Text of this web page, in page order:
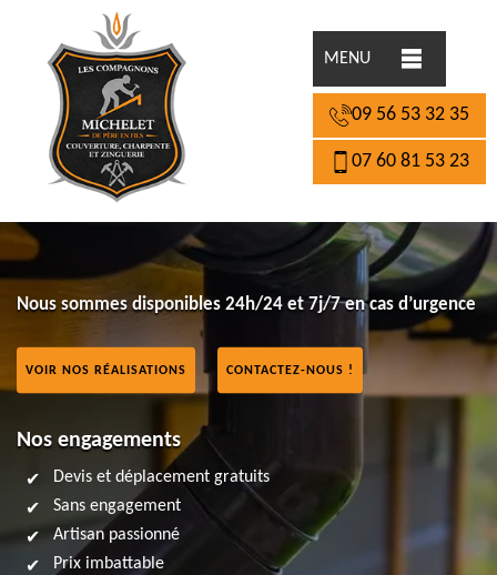
MENU
09 56 53 32 35
07 60 81 53 23
Nous sommes disponibles 24h/24 et 7j/7 en cas d’urgence
VOIR NOS RÉALISATIONS CONTACTEZ-NOUS !
Nos engagements
Devis et déplacement gratuits
Sans engagement
Artisan passionné
Prix imbattable